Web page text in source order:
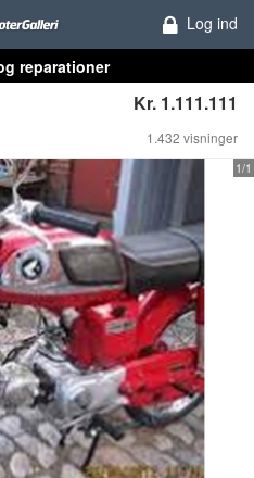
Log ind
reparationer
Kr. 1.111.111
1.432 visninger
1/1